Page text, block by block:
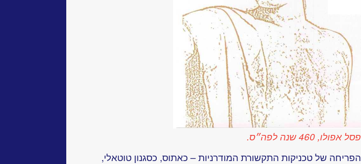
פסל אפולו, 460 שנה לפה״ס.
הפריחה של טכניקות התקשורת המודרניות – כאתוס, כסגנון טוטאלי,